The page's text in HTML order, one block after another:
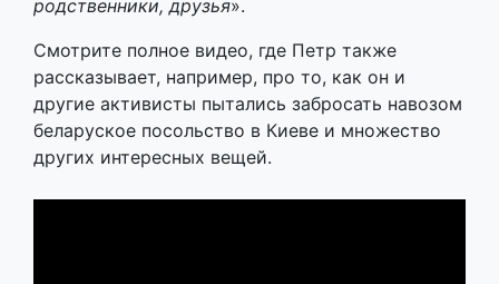
родственники, друзья».
Смотрите полное видео, где Петр также
рассказывает, например, про то, как он и
другие активисты пытались забросать навозом
беларуское посольство в Киеве и множество
других интересных вещей.